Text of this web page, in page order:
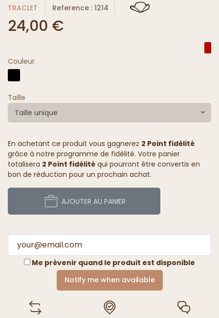
TRACLET Reference : 1214
24,00 €
Couleur
Taille
Taille unique
En achetant ce produit vous gagnerez 2 Point fidélité
grâce à notre programme de fidélité. Votre panier
totalisera 2 Point fidélité qui pourront être convertis en
bon de réduction pour un prochain achat.
AJOUTER AU PANIER
Me prévenir quand le produit est disponible
Notify me when available